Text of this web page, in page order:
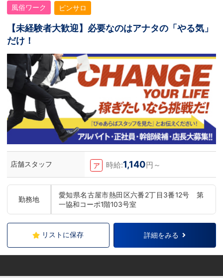
風俗ワーク ピンサロ
【未経験者大歓迎】必要なのはアナタの「やる気」
だけ！
店舗スタッフ ア 時給:1,140円～
勤務地
愛知県名古屋市熱田区六番2丁目3番12号 第
一協和コーポ1階103号室
リストに保存 詳細をみる